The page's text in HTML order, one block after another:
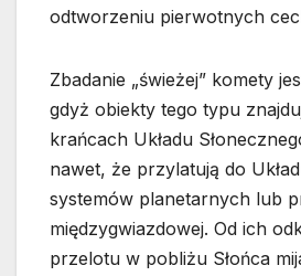
odtworzeniu pierwotnych
Zbadanie „świeżej” komety
gdyż obiekty tego typu
krańcach Układu
nawet, że przylatują do
systemów planetarnych lub
międzygwiazdowej. Od ich
przelotu w pobliżu Słońca